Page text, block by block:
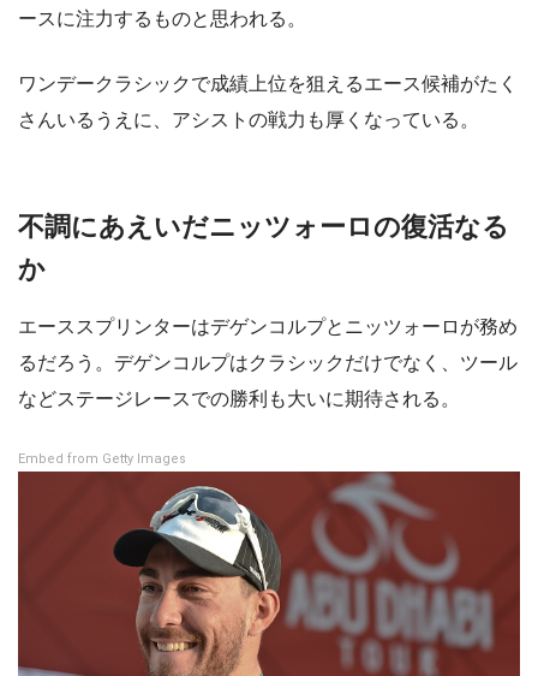
ースに注力するものと思われる。
ワンデークラシックで成績上位を狙えるエース候補がたく
さんいるうえに、アシストの戦力も厚くなっている。
不調にあえいだニッツォーロの復活なる
か
エーススプリンターはデゲンコルプとニッツォーロが務め
るだろう。デゲンコルプはクラシックだけでなく、ツール
などステージレースでの勝利も大いに期待される。
Embed from Getty Images